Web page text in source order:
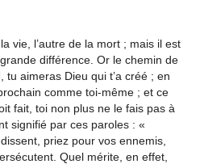
vie, l’autre de la mort ; mais il est
différence. Or le chemin de
tu aimeras Dieu qui t’a créé ; en
comme toi-même ; et ce
fait, toi non plus ne le fais pas à
signifié par ces paroles : «
priez pour vos ennemis,
Quel mérite, en effet,